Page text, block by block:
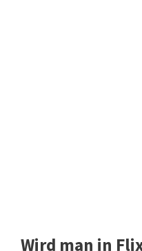
Wird man in